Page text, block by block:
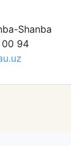
Shanba
00 94